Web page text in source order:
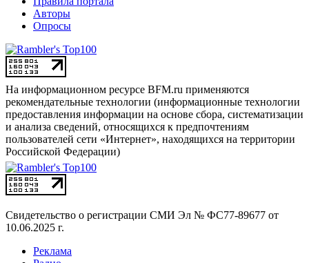
Авторы
Опросы
На информационном ресурсе BFM.ru применяются
рекомендательные технологии (информационные технологии
предоставления информации на основе сбора, систематизации
и анализа сведений, относящихся к предпочтениям
пользователей сети «Интернет», находящихся на территории
Российской Федерации)
Свидетельство о регистрации СМИ Эл № ФС77-89677 от
10.06.2025 г.
Реклама